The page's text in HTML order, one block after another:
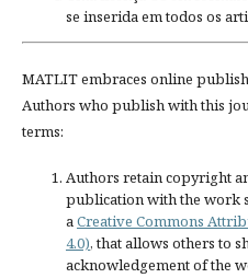
se inserida em todos os
MATLIT embraces online
Authors who publish with this
terms:
Authors retain copyright
publication with the work
aCreative Commons
4.0), that allows others to
acknowledgement of the